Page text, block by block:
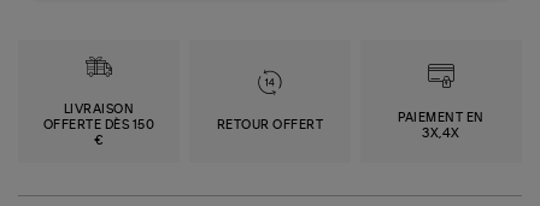
LIVRAISON
OFFERTE DÈS 150
€
RETOUR OFFERT
PAIEMENT EN
3X,4X